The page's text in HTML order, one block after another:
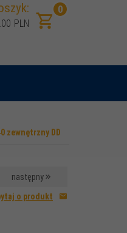
0
PLN
zewnętrzny DD
następny
o produkt